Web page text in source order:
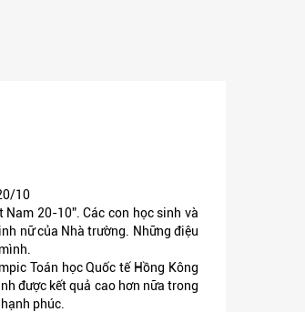
10
20-10”. Các con học sinh và
nữ của Nhà trường. Những điệu
Toán học Quốc tế Hồng Kông
được kết quả cao hơn nữa trong
phúc.